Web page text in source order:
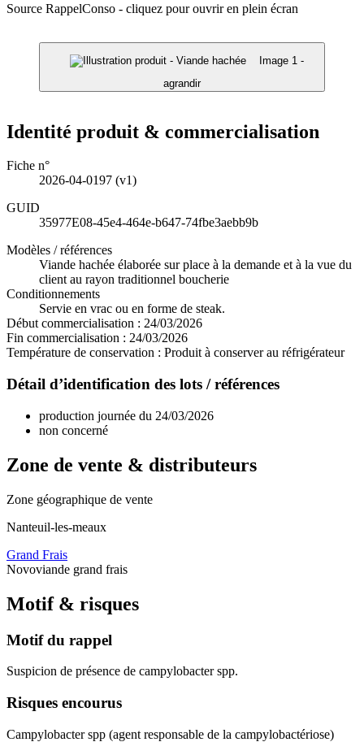
Source RappelConso - cliquez pour ouvrir en plein écran
Image 1 -
agrandir
Identité produit & commercialisation
Fiche n°
2026-04-0197 (v1)
GUID
35977E08-45e4-464e-b647-74fbe3aebb9b
Modèles / références
Viande hachée élaborée sur place à la demande et à la vue du
client au rayon traditionnel boucherie
Conditionnements
Servie en vrac ou en forme de steak.
Début commercialisation : 24/03/2026
Fin commercialisation : 24/03/2026
Température de conservation : Produit à conserver au réfrigérateur
Détail d’identification des lots / références
production journée du 24/03/2026
non concerné
Zone de vente & distributeurs
Zone géographique de vente
Nanteuil-les-meaux
Grand Frais
Novoviande grand frais
Motif & risques
Motif du rappel
Suspicion de présence de campylobacter spp.
Risques encourus
Campylobacter spp (agent responsable de la campylobactériose)